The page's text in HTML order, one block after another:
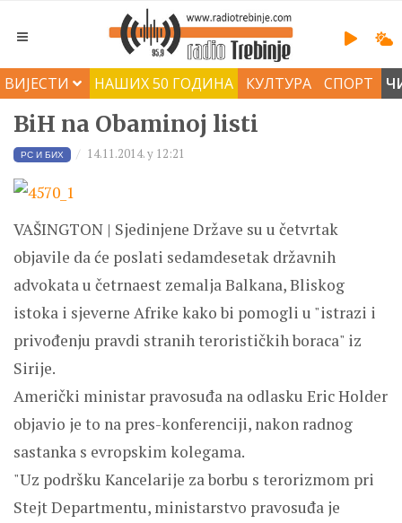
ВИЈЕСТИ НАШИХ 50 ГОДИНА КУЛТУРА СПОРТ
BiH na Obaminoj listi
РС И БИХ 14.11.2014. у 12:21
VAŠINGTON | Sjedinjene Države su u četvrtak
objavile da će poslati sedamdesetak državnih
advokata u četrnaest zemalja Balkana, Bliskog
istoka i sjeverne Afrike kako bi pomogli u "istrazi i
privođenju pravdi stranih terorističkih boraca" iz
Sirije.
Američki ministar pravosuđa na odlasku Eric Holder
objavio je to na pres-konferenciji, nakon radnog
sastanka s evropskim kolegama.
"Uz podršku Kancelarije za borbu s terorizmom pri
Stejt Departmentu, ministarstvo pravosuđa je